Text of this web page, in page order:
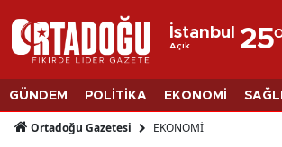
İstanbul
Açık 25
Adana
Adıyaman
Afyonkarahisar
GÜNDEM POLİTİKA EKONOMİ
Ortadoğu Gazetesi EKONOMİ